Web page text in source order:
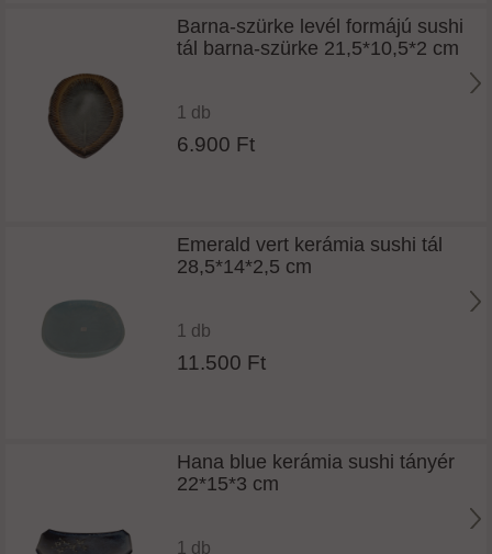
Barna-szürke levél formájú sushi
tál barna-szürke 21,5*10,5*2 cm
1 db
6.900 Ft
Emerald vert kerámia sushi tál
28,5*14*2,5 cm
1 db
11.500 Ft
Hana blue kerámia sushi tányér
22*15*3 cm
1 db